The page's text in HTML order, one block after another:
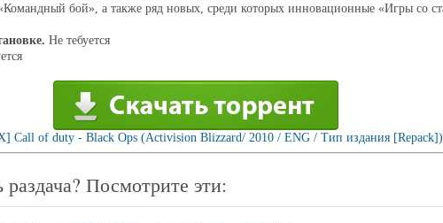
бой», а также ряд новых, среди которых инновационные «Игры со
Не тебуется
Call of duty - Black Ops (Activision Blizzard/ 2010 / ENG / Тип издания [Repack])
Посмотрите эти: